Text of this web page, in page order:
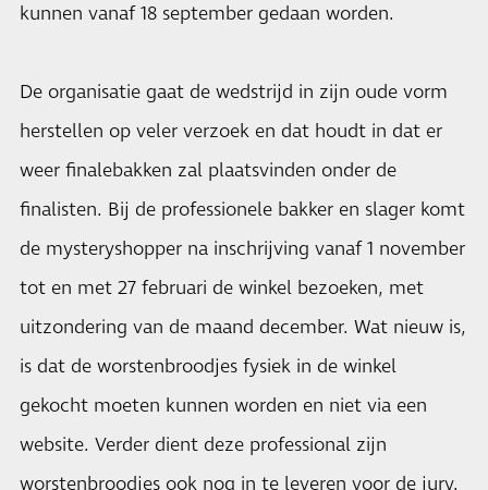
kunnen vanaf 18 september gedaan worden.
De organisatie gaat de wedstrijd in zijn oude vorm
herstellen op veler verzoek en dat houdt in dat er
weer finalebakken zal plaatsvinden onder de
finalisten. Bij de professionele bakker en slager komt
de mysteryshopper na inschrijving vanaf 1 november
tot en met 27 februari de winkel bezoeken, met
uitzondering van de maand december. Wat nieuw is,
is dat de worstenbroodjes fysiek in de winkel
gekocht moeten kunnen worden en niet via een
website. Verder dient deze professional zijn
worstenbroodjes ook nog in te leveren voor de jury.